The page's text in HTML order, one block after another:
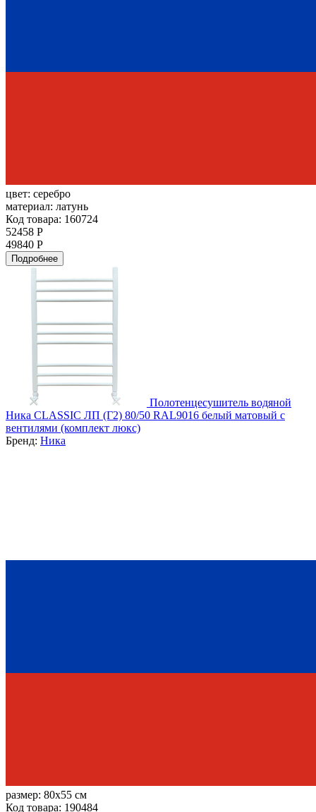
цвет: серебро
материал: латунь
Код товара: 160724
52458 Р
49840 Р
Подробнее
Полотенцесушитель водяной
Ника CLASSIC ЛП (Г2) 80/50 RAL9016 белый матовый с
вентилями (комплект люкс)
Бренд: Ника
размер: 80x55 см
Код товара: 190484